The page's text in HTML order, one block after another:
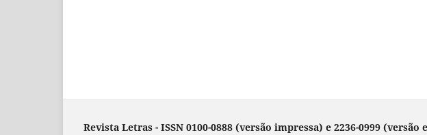
Revista Letras - ISSN 0100-0888 (versão impressa) e 2236-0999 (versão